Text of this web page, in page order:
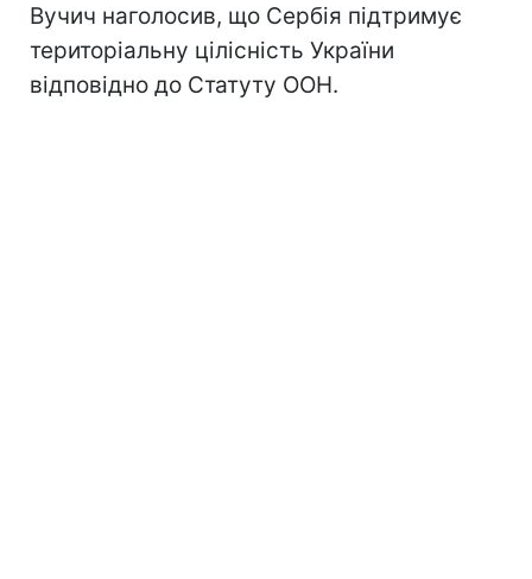
Вучич наголосив, що Сербія підтримує
територіальну цілісність України
відповідно до Статуту ООН.